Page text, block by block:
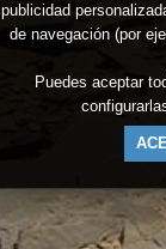
publicidad
de navegación (por
Puedes aceptar